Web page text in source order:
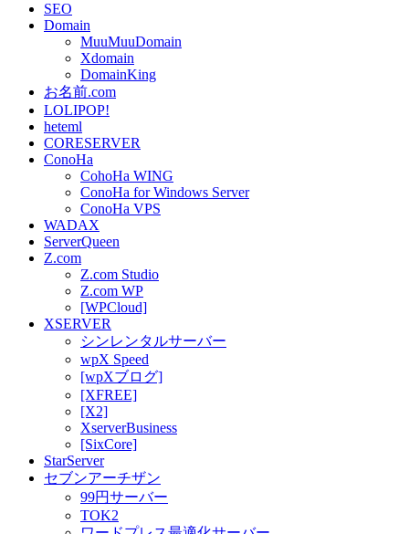
SEO
Domain
MuuMuuDomain
Xdomain
DomainKing
お名前.com
LOLIPOP!
heteml
CORESERVER
ConoHa
CohoHa WING
ConoHa for Windows Server
ConoHa VPS
WADAX
ServerQueen
Z.com
Z.com Studio
Z.com WP
[WPCloud]
XSERVER
シンレンタルサーバー
wpX Speed
[wpXブログ]
[XFREE]
[X2]
XserverBusiness
[SixCore]
StarServer
セブンアーチザン
99円サーバー
TOK2